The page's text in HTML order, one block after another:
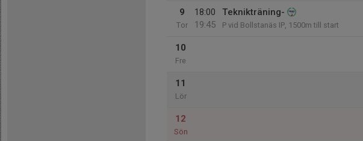
9
Tor
18:00
19:45
Teknikträning-
P vid Bollstanäs IP, 1500m till start
10
Fre
11
Lör
12
Sön